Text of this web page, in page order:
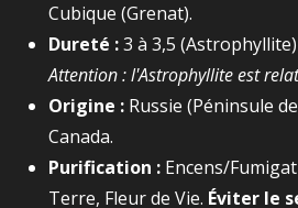
Cubique (Grenat).
Dureté :3 à 3,5
Attention : l'Astrophyllite est
Origine : Russie (Péninsule
Canada.
Purification : Encens/
Terre, Fleur de Vie. Éviter le